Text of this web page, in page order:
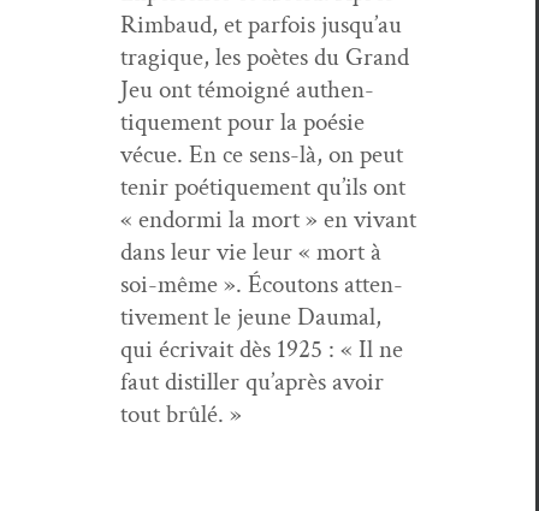
Rim­baud, et par­fois jusqu’au
trag­ique, les poètes du Grand
Jeu ont témoigné authen­
tique­ment pour la poésie
vécue. En ce sens-là, on peut
tenir poé­tique­ment qu’ils ont
« endor­mi la mort » en vivant
dans leur vie leur « mort à
soi-même ». Écou­tons atten­
tive­ment le jeune Dau­mal,
qui écrivait dès 1925 : « Il ne
faut dis­tiller qu’après avoir
tout brûlé. »